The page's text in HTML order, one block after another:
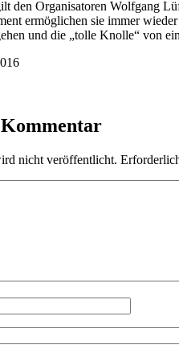
den Organisatoren Wolfgang
ermöglichen sie immer
und die „tolle Knolle“ von
nicht veröffentlicht.